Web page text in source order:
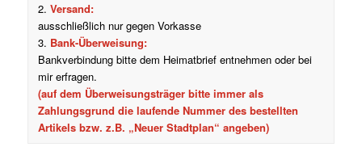
2. Versand:
ausschließlich nur gegen Vorkasse
3. Bank-Überweisung:
Bankverbindung bitte dem Heimatbrief entnehmen oder bei
mir erfragen.
(auf dem Überweisungsträger bitte immer als
Zahlungsgrund die laufende Nummer des bestellten
Artikels bzw. z.B. „Neuer Stadtplan“ angeben)